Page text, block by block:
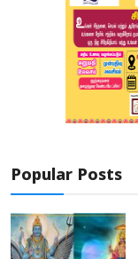
Popular Posts